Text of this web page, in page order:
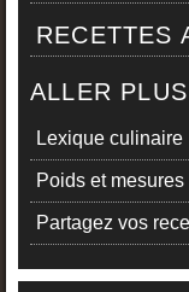
RECETTES
ALLER
Lexique culinaire
Poids et mesures
Partagez vos